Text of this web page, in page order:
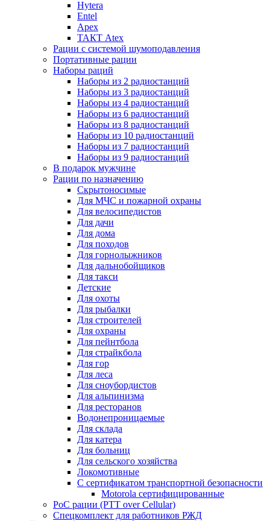
Hytera
Entel
Apex
ТАКТ Atex
Рации с системой шумоподавления
Портативные рации
Наборы раций
Наборы из 2 радиостанций
Наборы из 3 радиостанций
Наборы из 4 радиостанций
Наборы из 6 радиостанций
Наборы из 8 радиостанций
Наборы из 10 радиостанций
Наборы из 7 радиостанций
Наборы из 9 радиостанций
В подарок мужчине
Рации по назначению
Скрытоносимые
Для МЧС и пожарной охраны
Для велосипедистов
Для дачи
Для дома
Для походов
Для горнолыжников
Для дальнобойщиков
Для такси
Детские
Для охоты
Для рыбалки
Для строителей
Для охраны
Для пейнтбола
Для страйкбола
Для гор
Для леса
Для сноубордистов
Для альпинизма
Для ресторанов
Водонепроницаемые
Для склада
Для катера
Для больниц
Для сельского хозяйства
Локомотивные
С сертификатом транспортной безопасности
Motorola сертифицированные
PoC рации (PTT over Cellular)
Спецкомплект для работников РЖД